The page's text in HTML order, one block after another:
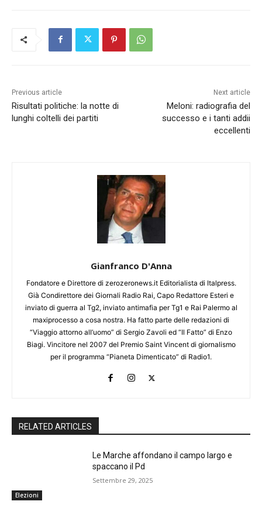
Previous article
Risultati politiche: la notte di
lunghi coltelli dei partiti
Next article
Meloni: radiografia del
successo e i tanti addii
eccellenti
Gianfranco D'Anna
Fondatore e Direttore di zerozeronews.it Editorialista di Italpress.
Già Condirettore dei Giornali Radio Rai, Capo Redattore Esteri e
inviato di guerra al Tg2, inviato antimafia per Tg1 e Rai Palermo al
maxiprocesso a cosa nostra. Ha fatto parte delle redazioni di
“Viaggio attorno all’uomo” di Sergio Zavoli ed “Il Fatto” di Enzo
Biagi. Vincitore nel 2007 del Premio Saint Vincent di giornalismo
per il programma “Pianeta Dimenticato” di Radio1.
RELATED ARTICLES
Elezioni
Le Marche affondano il campo largo e
spaccano il Pd
Settembre 29, 2025